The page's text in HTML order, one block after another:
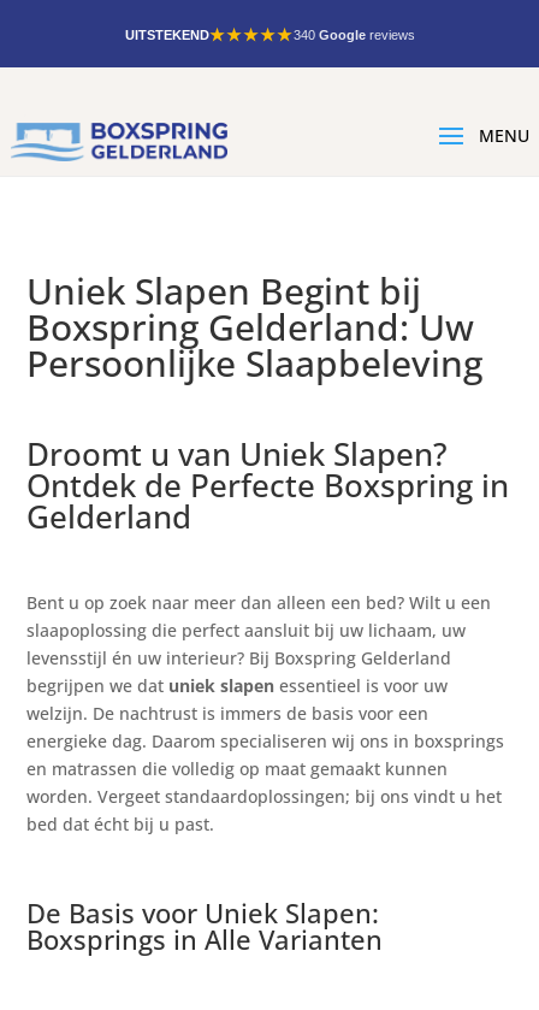
UITSTEKEND★★★★★340 Googlereviews
Uniek Slapen Begint bij
Boxspring Gelderland: Uw
Persoonlijke Slaapbeleving
Droomt u van Uniek Slapen?
Ontdek de Perfecte Boxspring in
Gelderland
Bent u op zoek naar meer dan alleen een bed? Wilt u een
slaapoplossing die perfect aansluit bij uw lichaam, uw
levensstijl én uw interieur? Bij Boxspring Gelderland
begrijpen we dat uniek slapen essentieel is voor uw
welzijn. De nachtrust is immers de basis voor een
energieke dag. Daarom specialiseren wij ons in boxsprings
en matrassen die volledig op maat gemaakt kunnen
worden. Vergeet standaardoplossingen; bij ons vindt u het
bed dat écht bij u past.
De Basis voor Uniek Slapen:
Boxsprings in Alle Varianten